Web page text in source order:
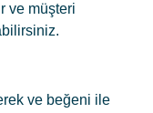
ve müşteri
ve beğeni ile